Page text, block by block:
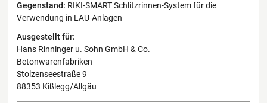
Gegenstand: RIKI-SMART Schlitzrinnen-System für die
Verwendung in LAU-Anlagen
Ausgestellt für:
Hans Rinninger u. Sohn GmbH & Co.
Betonwarenfabriken
Stolzenseestraße 9
88353 Kißlegg/Allgäu